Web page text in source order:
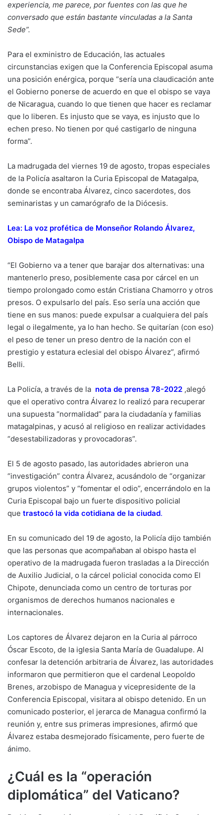
experiencia, me parece, por fuentes con las que he
conversado que están bastante vinculadas a la Santa
Sede”.
Para el exministro de Educación, las actuales
circunstancias exigen que la Conferencia Episcopal asuma
una posición enérgica, porque “sería una claudicación ante
el Gobierno ponerse de acuerdo en que el obispo se vaya
de Nicaragua, cuando lo que tienen que hacer es reclamar
que lo liberen. Es injusto que se vaya, es injusto que lo
echen preso. No tienen por qué castigarlo de ninguna
forma”.
La madrugada del viernes 19 de agosto, tropas especiales
de la Policía asaltaron la Curia Episcopal de Matagalpa,
donde se encontraba Álvarez, cinco sacerdotes, dos
seminaristas y un camarógrafo de la Diócesis.
Lea: La voz profética de Monseñor Rolando Álvarez,
Obispo de Matagalpa
“El Gobierno va a tener que barajar dos alternativas: una
mantenerlo preso, posiblemente casa por cárcel en un
tiempo prolongado como están Cristiana Chamorro y otros
presos. O expulsarlo del país. Eso sería una acción que
tiene en sus manos: puede expulsar a cualquiera del país
legal o ilegalmente, ya lo han hecho. Se quitarían (con eso)
el peso de tener un preso dentro de la nación con el
prestigio y estatura eclesial del obispo Álvarez”, afirmó
Belli.
La Policía, a través de la nota de prensa 78-2022 ,alegó
que el operativo contra Álvarez lo realizó para recuperar
una supuesta “normalidad” para la ciudadanía y familias
matagalpinas, y acusó al religioso en realizar actividades
“desestabilizadoras y provocadoras”.
El 5 de agosto pasado, las autoridades abrieron una
“investigación” contra Álvarez, acusándolo de “organizar
grupos violentos” y “fomentar el odio”, encerrándolo en la
Curia Episcopal bajo un fuerte dispositivo policial
que trastocó la vida cotidiana de la ciudad.
En su comunicado del 19 de agosto, la Policía dijo también
que las personas que acompañaban al obispo hasta el
operativo de la madrugada fueron trasladas a la Dirección
de Auxilio Judicial, o la cárcel policial conocida como El
Chipote, denunciada como un centro de torturas por
organismos de derechos humanos nacionales e
internacionales.
Los captores de Álvarez dejaron en la Curia al párroco
Óscar Escoto, de la iglesia Santa María de Guadalupe. Al
confesar la detención arbitraria de Álvarez, las autoridades
informaron que permitieron que el cardenal Leopoldo
Brenes, arzobispo de Managua y vicepresidente de la
Conferencia Episcopal, visitara al obispo detenido. En un
comunicado posterior, el jerarca de Managua confirmó la
reunión y, entre sus primeras impresiones, afirmó que
Álvarez estaba desmejorado físicamente, pero fuerte de
ánimo.
¿Cuál es la “operación
diplomática” del Vaticano?